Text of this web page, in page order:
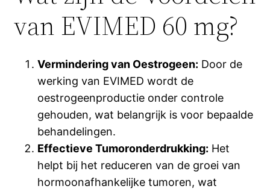
van EVIMED 60 mg?
Vermindering van Oestrogeen: Door de
werking van EVIMED wordt de
oestrogeenproductie onder controle
gehouden, wat belangrijk is voor bepaalde
behandelingen.
Effectieve Tumoronderdrukking: Het
helpt bij het reduceren van de groei van
hormoonafhankelijke tumoren, wat